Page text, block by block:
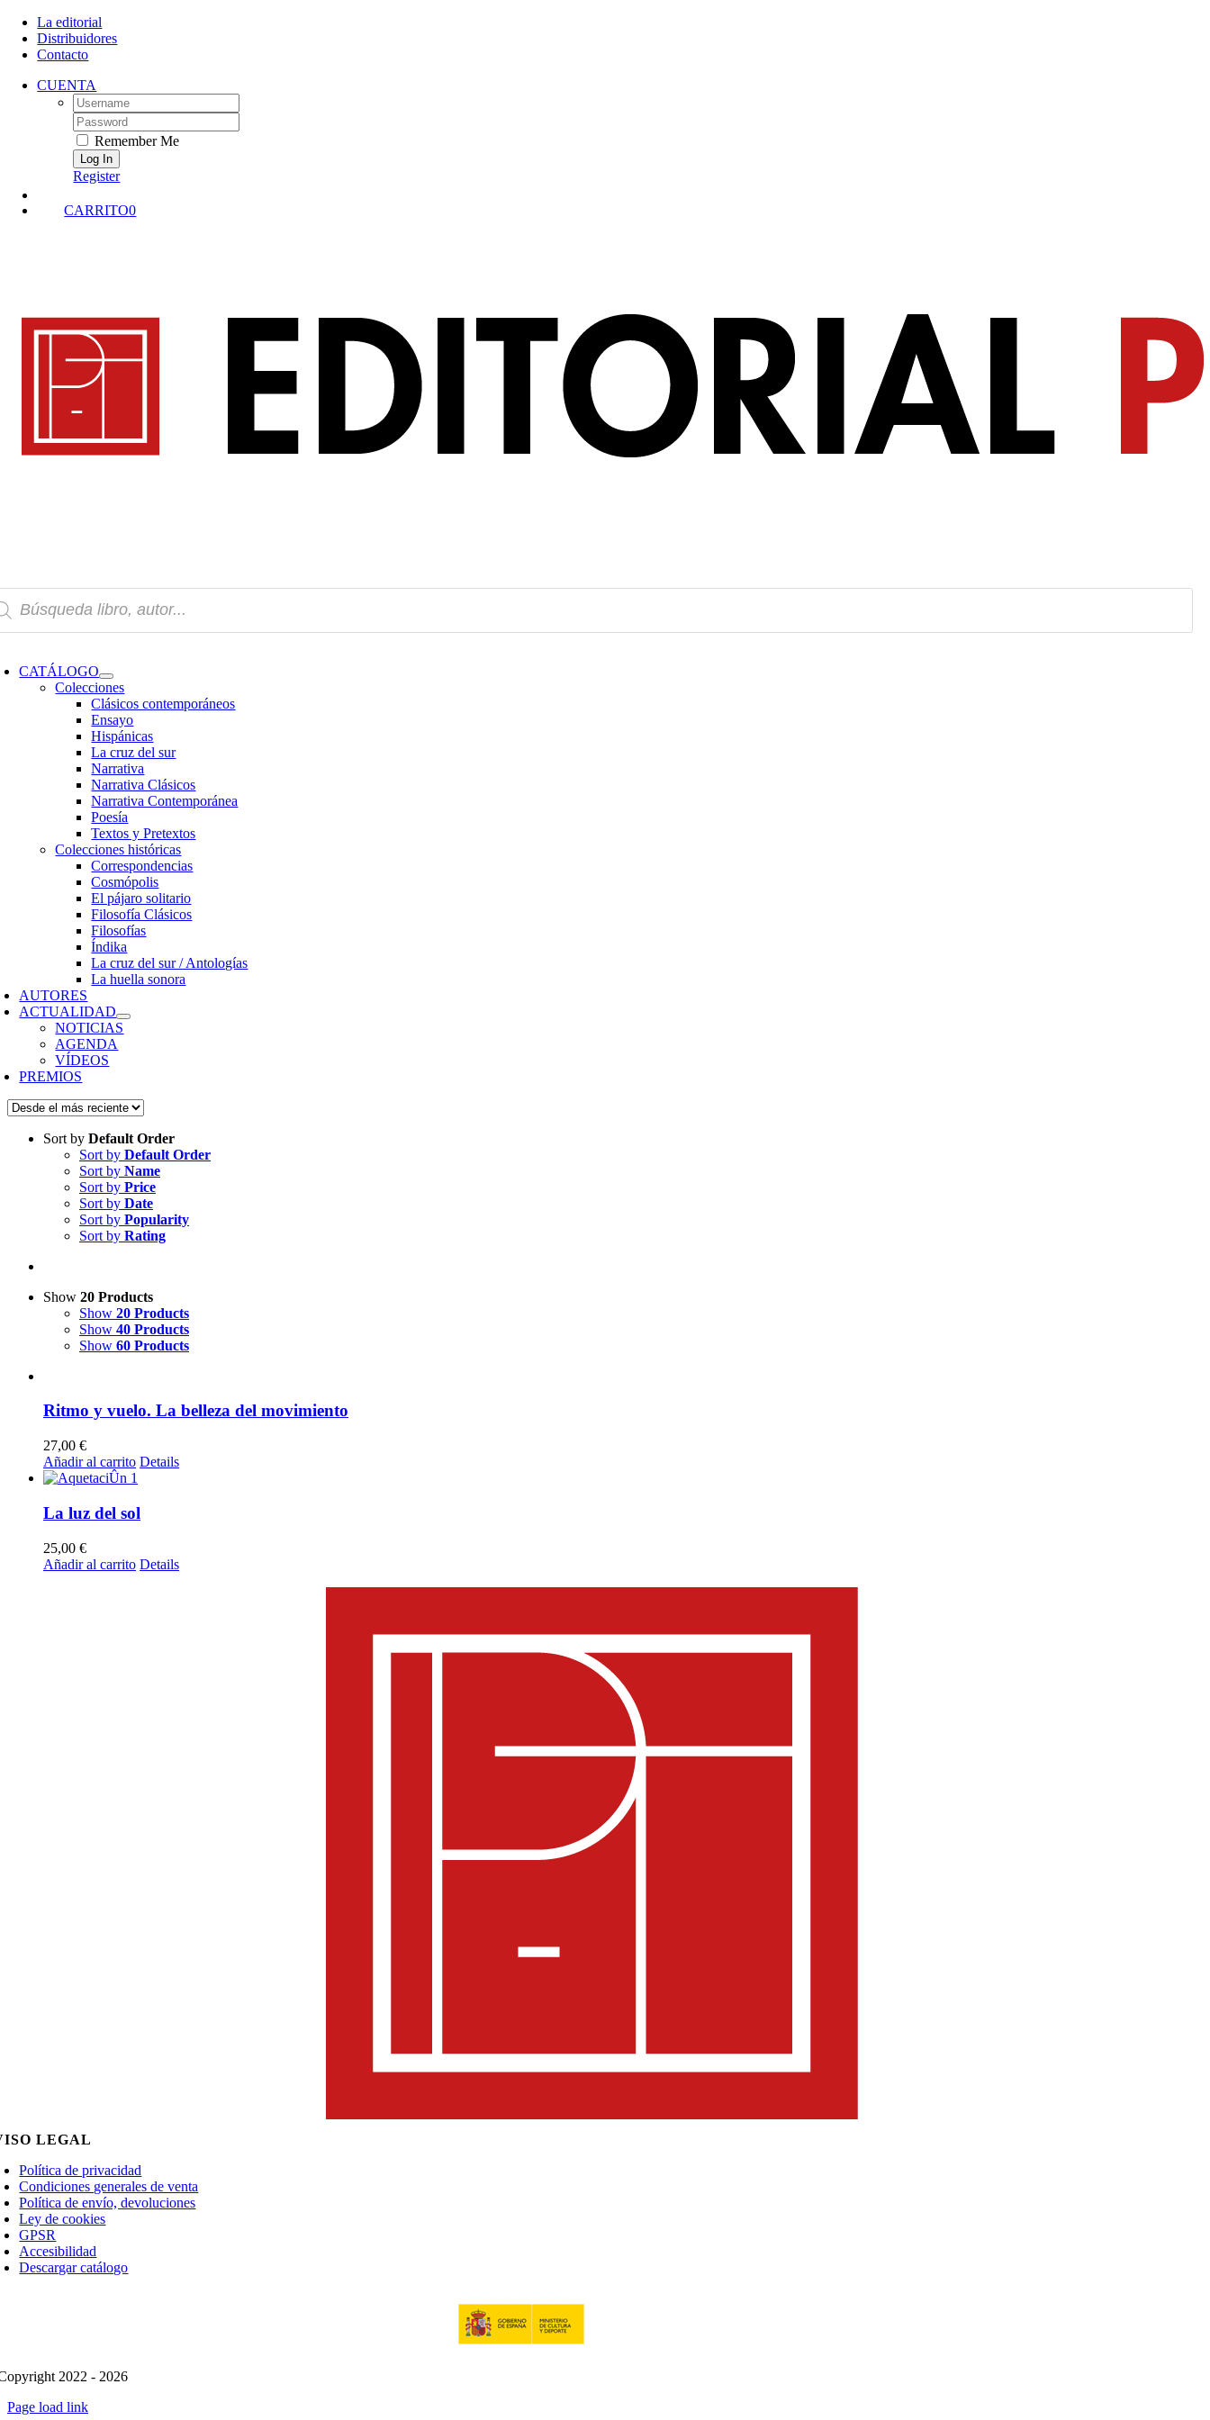
Skip
content
La editorial
Distribuidores
Contacto
CUENTA
Username:
Password:
Remember Me
Register
CARRITO0
CATÁLOGO
Colecciones
Clásicos contemporáneos
Ensayo
Hispánicas
La cruz del sur
Narrativa
Narrativa Clásicos
Narrativa Contemporánea
Poesía
Textos y Pretextos
Colecciones históricas
Correspondencias
Cosmópolis
El pájaro solitario
Filosofía Clásicos
Filosofías
Índika
La cruz del sur / Antologías
La huella sonora
AUTORES
ACTUALIDAD
NOTICIAS
AGENDA
VÍDEOS
PREMIOS
Sort by Default Order
Sort by Default Order
Sort by Name
Sort by Price
Sort by Date
Sort by Popularity
Sort by Rating
Show 20 Products
Show 20 Products
Show 40 Products
Show 60 Products
Ritmo y vuelo. La belleza del movimiento
27,00 €
Añadir al carrito Details
La luz del sol
25,00 €
Añadir al carrito Details
LEGAL
Política de privacidad
Condiciones generales de venta
Política de envío, devoluciones
Ley de cookies
GPSR
Accesibilidad
Descargar catálogo
2022 - 2026
Page load link